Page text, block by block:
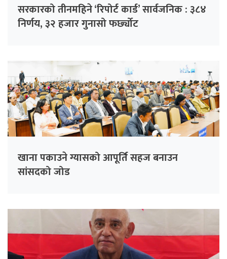
सरकारको तीनमहिने ‘रिपोर्ट कार्ड’ सार्वजनिक : ३८४
निर्णय, ३२ हजार गुनासो फर्छ्योट
खाना पकाउने ग्यासको आपूर्ति सहज बनाउन
सांसदको जोड